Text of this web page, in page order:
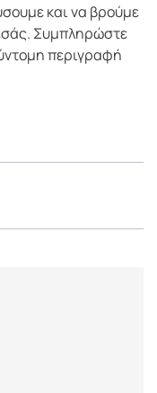
και να βρούμε
Συμπληρώστε
περιγραφή